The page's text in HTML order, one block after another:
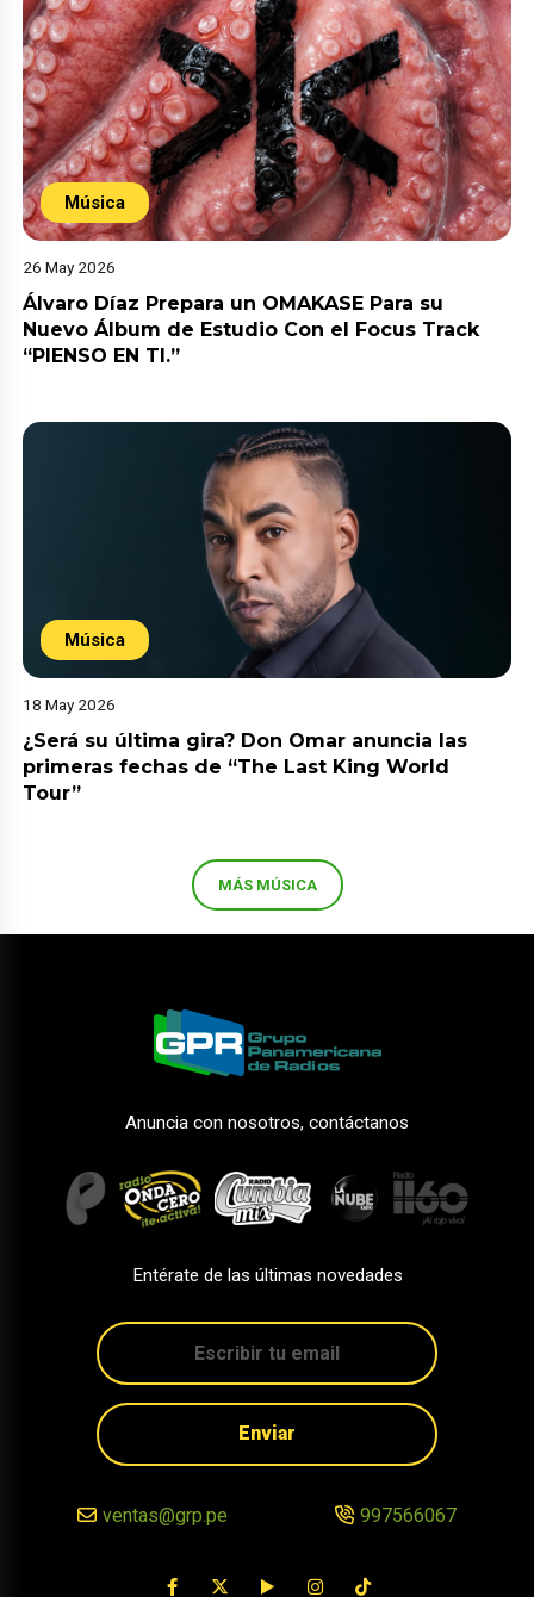
Música
26 May 2026
Álvaro Díaz Prepara un OMAKASE Para su
Nuevo Álbum de Estudio Con el Focus Track
“PIENSO EN TI.”
Música
18 May 2026
¿Será su última gira? Don Omar anuncia las
primeras fechas de “The Last King World
Tour”
MÁS MÚSICA
Anuncia con nosotros, contáctanos
Entérate de las últimas novedades
Enviar
ventas@grp.pe 997566067